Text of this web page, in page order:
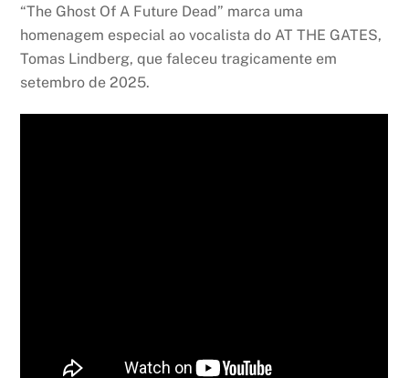
“The Ghost Of A Future Dead” marca uma
homenagem especial ao vocalista do AT THE GATES,
Tomas Lindberg, que faleceu tragicamente em
setembro de 2025.